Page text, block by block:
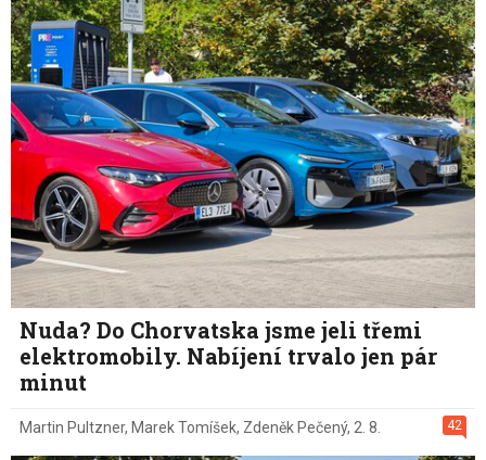
Nuda? Do Chorvatska jsme jeli třemi
elektromobily. Nabíjení trvalo jen pár
minut
42
Martin Pultzner, Marek Tomíšek, Zdeněk Pečený, 2. 8.